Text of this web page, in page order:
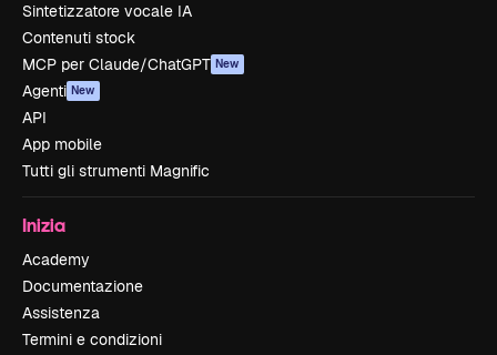
Sintetizzatore vocale IA
Contenuti stock
MCP per Claude/ChatGPT New
Agenti New
API
App mobile
Tutti gli strumenti Magnific
Inizia
Academy
Documentazione
Assistenza
Termini e condizioni